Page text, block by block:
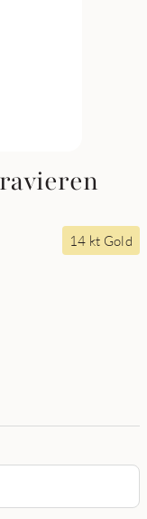
14 kt Gold